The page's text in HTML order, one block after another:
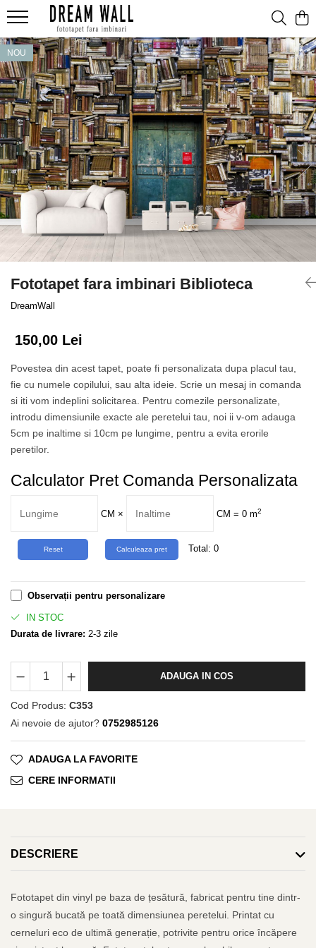
Fototapet fara imbinari
ExclusivArt
Abstract
Arhitectura
Fluid Art
Forme Geometrice
Fototapet 3D
Frescă
Frunze
Natura
Pentru copii
Watercolor
NOU
Fototapet fara imbinari Biblioteca
DreamWall
150,00 Lei
Povestea din acest tapet, poate fi personalizata dupa placul tau,
fie cu numele copilului, sau alta ideie. Scrie un mesaj in comanda
si iti vom indeplini solicitarea. Pentru comezile personalizate,
introdu dimensiunile exacte ale peretelui tau, noi ii v-om adauga
5cm pe inaltime si 10cm pe lungime, pentru a evita erorile
peretilor.
Calculator Pret Comanda Personalizata
CM × CM = 0 m2
Total: 0
Observații pentru personalizare
IN STOC
Durata de livrare: 2-3 zile
ADAUGA IN COS
Cod Produs: C353
Ai nevoie de ajutor? 0752985126
ADAUGA LA FAVORITE
CERE INFORMATII
DESCRIERE
Fototapet din vinyl pe baza de țesătură, fabricat pentru tine dintr-
o singură bucată pe toată dimensiunea peretelui. Printat cu
cerneluri eco de ultimă generație, potrivite pentru orice încăpere